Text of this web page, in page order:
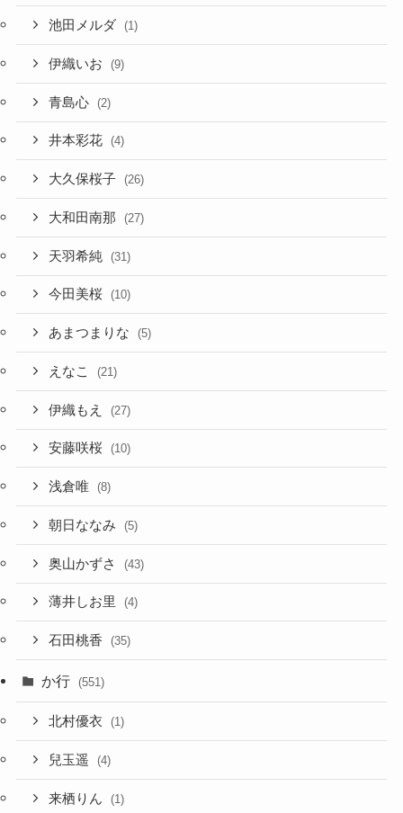
池田メルダ (1)
伊織いお (9)
青島心 (2)
井本彩花 (4)
大久保桜子 (26)
大和田南那 (27)
天羽希純 (31)
今田美桜 (10)
あまつまりな (5)
えなこ (21)
伊織もえ (27)
安藤咲桜 (10)
浅倉唯 (8)
朝日ななみ (5)
奥山かずさ (43)
薄井しお里 (4)
石田桃香 (35)
か行 (551)
北村優衣 (1)
兒玉遥 (4)
来栖りん (1)